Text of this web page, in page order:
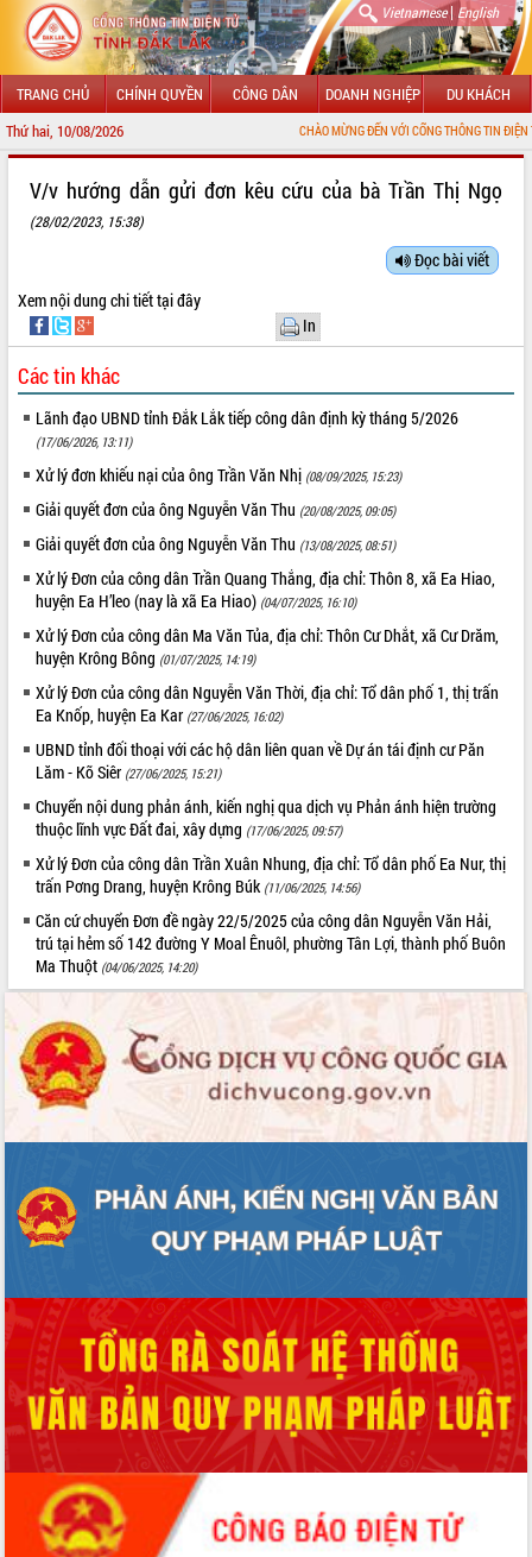
Vietnamese| English
TRANG CHỦ CHÍNH QUYỀN CÔNG DÂN DOANH NGHIỆP DU KHÁCH
Thứ hai, 10/08/2026 CHÀO MỪNG ĐẾN VỚI CỔNG THÔNG TIN ĐIỆN TỬ TỈNH
LÃNH ĐẠO UBND TỈNH
SỞ, BAN, NGÀNH
UBND CÁC XÃ, PHƯỜNG
THÔNG TIN CHỈ ĐẠO ĐIỀU HÀNH
HỆ THỐNG VĂN BẢN
VĂN BẢN HĐND TỈNH
QUY HOẠCH - KẾ HOẠCH
VIDEO
Không có file video nào để phát.
ALBUM ẢNH
LIÊN KẾT WEB
THỐNG KÊ TRUY CẬP
V/v hướng dẫn gửi đơn kêu cứu của bà Trần Thị Ngọ
(28/02/2023, 15:38)
Đọc bài viết
Xem nội dung chi tiết tạiđây
In
Các tin khác
Lãnh đạo UBND tỉnh Đắk Lắk tiếp công dân định kỳ tháng 5/2026
(17/06/2026, 13:11)
Xử lý đơn khiếu nại của ông Trần Văn Nhị (08/09/2025, 15:23)
Giải quyết đơn của ông Nguyễn Văn Thu (20/08/2025, 09:05)
Giải quyết đơn của ông Nguyễn Văn Thu (13/08/2025, 08:51)
Xử lý Đơn của công dân Trần Quang Thắng, địa chỉ: Thôn 8, xã Ea Hiao,
huyện Ea H’leo (nay là xã Ea Hiao) (04/07/2025, 16:10)
Xử lý Đơn của công dân Ma Văn Tủa, địa chỉ: Thôn Cư Dhắt, xã Cư Drăm,
huyện Krông Bông (01/07/2025, 14:19)
Xử lý Đơn của công dân Nguyễn Văn Thời, địa chỉ: Tổ dân phố 1, thị trấn
Ea Knốp, huyện Ea Kar (27/06/2025, 16:02)
UBND tỉnh đối thoại với các hộ dân liên quan về Dự án tái định cư Păn
Lăm - Kõ Siêr (27/06/2025, 15:21)
Chuyển nội dung phản ánh, kiến nghị qua dịch vụ Phản ánh hiện trường
thuộc lĩnh vực Đất đai, xây dựng (17/06/2025, 09:57)
Xử lý Đơn của công dân Trần Xuân Nhung, địa chỉ: Tổ dân phố Ea Nur, thị
trấn Pơng Drang, huyện Krông Búk (11/06/2025, 14:56)
Căn cứ chuyển Đơn đề ngày 22/5/2025 của công dân Nguyễn Văn Hải,
trú tại hẻm số 142 đường Y Moal Ênuôl, phường Tân Lợi, thành phố Buôn
Ma Thuột (04/06/2025, 14:20)